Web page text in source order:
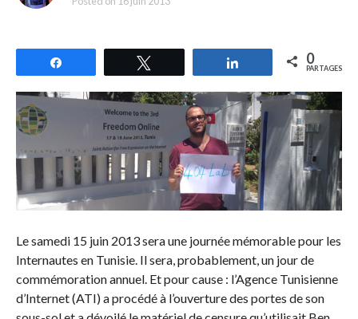
Partagez 0
PARTAGES
Le samedi 15 juin 2013 sera une journée mémorable pour les
Internautes en Tunisie. Il sera, probablement, un jour de
commémoration annuel. Et pour cause : l’Agence Tunisienne
d’Internet (ATI) a procédé à l’ouverture des portes de son